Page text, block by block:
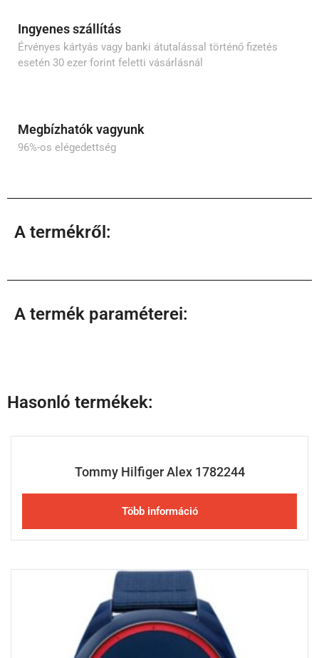
Ingyenes szállítás
Érvényes kártyás vagy banki átutalással történő fizetés
esetén 30 ezer forint feletti vásárlásnál
Megbízhatók vagyunk
96%-os elégedettség
A termékről:
A termék paraméterei:
Hasonló termékek:
Tommy Hilfiger Alex 1782244
Több információ